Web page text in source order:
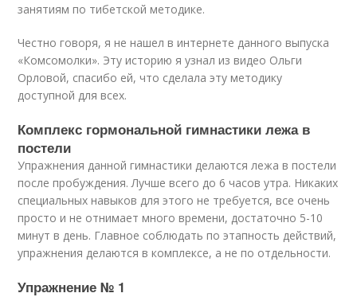
занятиям по тибетской методике.
Честно говоря, я не нашел в интернете данного выпуска
«Комсомолки». Эту историю я узнал из видео Ольги
Орловой, спасибо ей, что сделала эту методику
доступной для всех.
Комплекс гормональной гимнастики лежа в
постели
Упражнения данной гимнастики делаются лежа в постели
после пробуждения. Лучше всего до 6 часов утра. Никаких
специальных навыков для этого не требуется, все очень
просто и не отнимает много времени, достаточно 5-10
минут в день. Главное соблюдать по этапность действий,
упражнения делаются в комплексе, а не по отдельности.
Упражнение № 1